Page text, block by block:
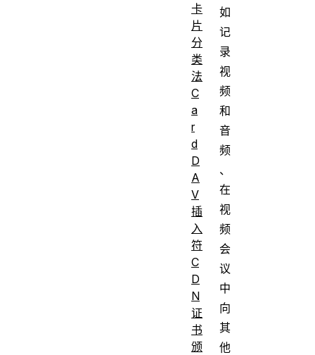
如
记
录
视
频
和
音
频
、
在
视
频
会
议
中
向
其
他
卡
片
分
类
法
C
a
r
d
D
A
V
插
入
符
C
D
N
证
书
颁